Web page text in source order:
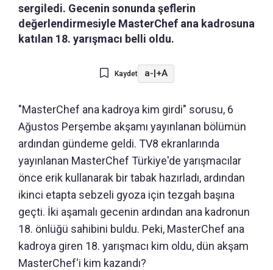
sergiledi. Gecenin sonunda şeflerin
değerlendirmesiyle MasterChef ana kadrosuna
katılan 18. yarışmacı belli oldu.
Kaydet a- +A
"MasterChef ana kadroya kim girdi" sorusu, 6
Ağustos Perşembe akşamı yayınlanan bölümün
ardından gündeme geldi. TV8 ekranlarında
yayınlanan MasterChef Türkiye'de yarışmacılar
önce erik kullanarak bir tabak hazırladı, ardından
ikinci etapta sebzeli gyoza için tezgah başına
geçti. İki aşamalı gecenin ardından ana kadronun
18. önlüğü sahibini buldu. Peki, MasterChef ana
kadroya giren 18. yarışmacı kim oldu, dün akşam
MasterChef'i kim kazandı?